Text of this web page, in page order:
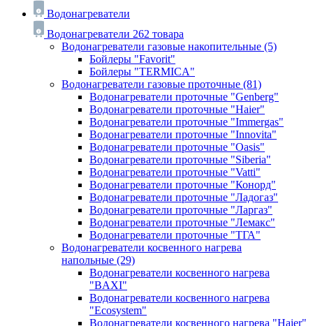
Водонагреватели
Водонагреватели 262 товара
Водонагреватели газовые накопительные (5)
Бойлеры "Favorit"
Бойлеры "TERMICA"
Водонагреватели газовые проточные (81)
Водонагреватели проточные "Genberg"
Водонагреватели проточные "Haier"
Водонагреватели проточные "Immergas"
Водонагреватели проточные "Innovita"
Водонагреватели проточные "Oasis"
Водонагреватели проточные "Siberia"
Водонагреватели проточные "Vatti"
Водонагреватели проточные "Конорд"
Водонагреватели проточные "Ладогаз"
Водонагреватели проточные "Ларгаз"
Водонагреватели проточные "Лемакс"
Водонагреватели проточные "ТГА"
Водонагреватели косвенного нагрева
напольные (29)
Водонагреватели косвенного нагрева
"BAXI"
Водонагреватели косвенного нагрева
"Ecosystem"
Водонагреватели косвенного нагрева "Haier"